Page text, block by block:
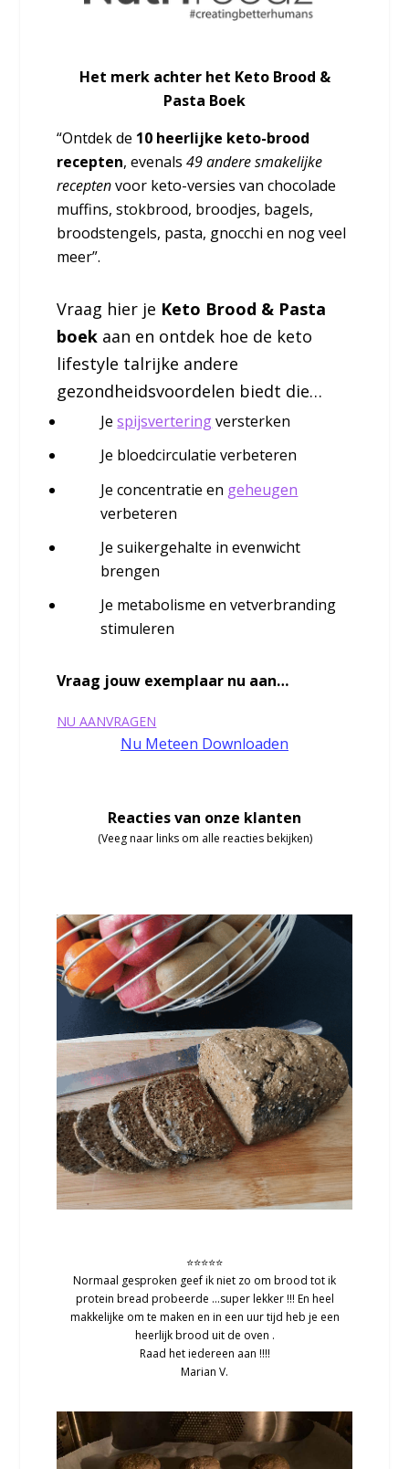
Het merk achter het Keto Brood &
Pasta Boek
“Ontdek de 10 heerlijke keto-brood
recepten, evenals49 andere smakelijke
receptenvoor keto-versies van chocolade
muffins, stokbrood, broodjes, bagels,
broodstengels, pasta, gnocchi en nog veel
meer”.
Vraag hier je Keto Brood & Pasta
boek aan en ontdek hoe de keto
lifestyle talrijke andere
gezondheidsvoordelen biedt die…
Jespijsverteringversterken
Je bloedcirculatie verbeteren
Je concentratie en geheugen
verbeteren
Je suikergehalte in evenwicht
brengen
Je metabolisme en vetverbranding
stimuleren
​Vraag jouw exemplaar nu aan…
NU AANVRAGEN
Nu Meteen Downloaden
Reacties van onze klanten
(Veeg naar links om alle reacties bekijken)
⭐⭐⭐⭐⭐
Normaal gesproken geef ik niet zo om brood tot ik
protein bread probeerde …super lekker !!! En heel
makkelijke om te maken en in een uur tijd heb je een
heerlijk brood uit de oven .
Raad het iedereen aan !!!!
Marian V.